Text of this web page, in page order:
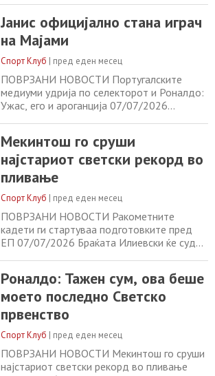
пливање 07/07/2026 Ракометните кадети
ги стартуваа подготовките пред ЕП
07/07/2026
Јанис официјално стана играч
на Мајами
Спорт Клуб | пред еден месец
ПОВРЗАНИ НОВОСТИ Португалските
медиуми удрија по селекторот и Роналдо:
Ужас, его и ароганција 07/07/2026
моето последно Светско првенство
07/07/2026 Мекинтош го сруши
најстариот светски рекорд во пливање
07/07/2026
Мекинтош го сруши
најстариот светски рекорд во
пливање
Спорт Клуб | пред еден месец
ПОВРЗАНИ НОВОСТИ Ракометните
кадети ги стартуваа подготовките пред
ЕП 07/07/2026 Браќата Илиевски ќе судат
Ташовски: Докажавме дека Македонија
заслужува да биде на повисоко ниво
Роналдо: Тажен сум, ова беше
моето последно Светско
првенство
Спорт Клуб | пред еден месец
ПОВРЗАНИ НОВОСТИ Мекинтош го сруши
најстариот светски рекорд во пливање